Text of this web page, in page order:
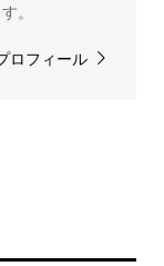
。
ロフィール